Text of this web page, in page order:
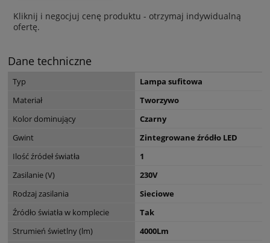
Kliknij i negocjuj cenę produktu - otrzymaj indywidualną
ofertę.
Dane techniczne
Typ
Lampa sufitowa
Materiał
Tworzywo
Kolor dominujący
Czarny
Gwint
Zintegrowane źródło LED
Ilość źródeł światła
1
Zasilanie (V)
230V
Rodzaj zasilania
Sieciowe
Źródło światła w komplecie
Tak
Strumień świetlny (lm)
4000Lm